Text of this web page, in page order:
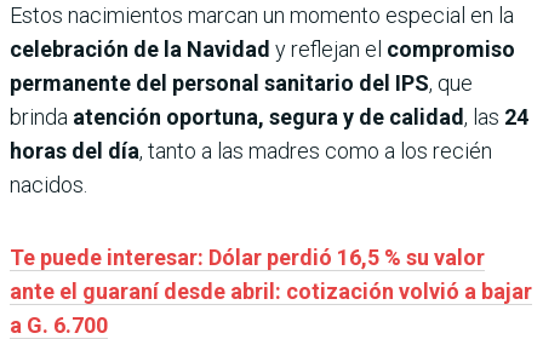
Estos nacimientos marcan un momento especial en la
celebración de la Navidad y reflejan el compromiso
permanente del personal sanitario del IPS, que
brinda atención oportuna, segura y de calidad, las 24
horas del día, tanto a las madres como a los recién
nacidos.
Te puede interesar: Dólar perdió 16,5 % su valor
ante el guaraní desde abril: cotización volvió a bajar
a G. 6.700